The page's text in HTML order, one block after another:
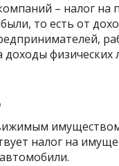
– налог на
то есть от
доходы
имуществом,
налог на